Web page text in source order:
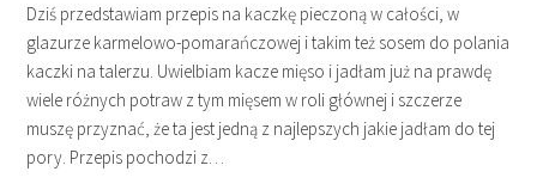
Dziś przedstawiam przepis na kaczkę pieczoną w całości, w
glazurze karmelowo-pomarańczowej i takim też sosem do polania
kaczki na talerzu. Uwielbiam kacze mięso i jadłam już na prawdę
wiele różnych potraw z tym mięsem w roli głównej i szczerze
muszę przyznać, że ta jest jedną z najlepszych jakie jadłam do tej
pory. Przepis pochodzi z…